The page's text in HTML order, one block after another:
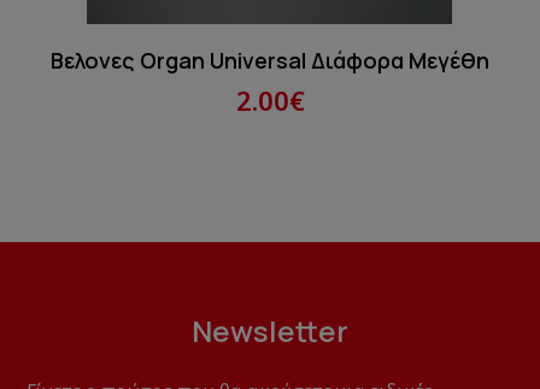
Βελονες Organ Universal Διάφορα Μεγέθη
2.00€
Newsletter